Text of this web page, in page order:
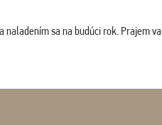
sa na budúci rok. Prajem